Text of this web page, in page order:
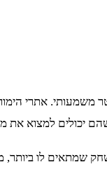
אתרי
יכולים למצוא את
שמתאים לו ביותר,